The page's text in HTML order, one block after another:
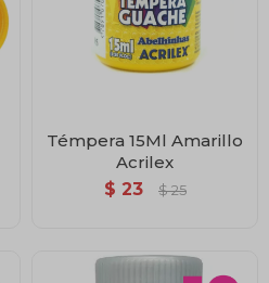
Témpera 15Ml Amarillo
Acrilex
$ 23 $ 25